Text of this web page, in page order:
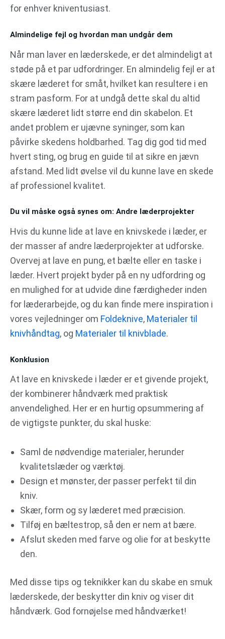
for enhver kniventusiast.
Almindelige fejl og hvordan man undgår dem
Når man laver en læderskede, er det almindeligt at
støde på et par udfordringer. En almindelig fejl er at
skære læderet for småt, hvilket kan resultere i en
stram pasform. For at undgå dette skal du altid
skære læderet lidt større end din skabelon. Et
andet problem er ujævne syninger, som kan
påvirke skedens holdbarhed. Tag dig god tid med
hvert sting, og brug en guide til at sikre en jævn
afstand. Med lidt øvelse vil du kunne lave en skede
af professionel kvalitet.
Du vil måske også synes om: Andre læderprojekter
Hvis du kunne lide at lave en knivskede i læder, er
der masser af andre læderprojekter at udforske.
Overvej at lave en pung, et bælte eller en taske i
læder. Hvert projekt byder på en ny udfordring og
en mulighed for at udvide dine færdigheder inden
for læderarbejde, og du kan finde mere inspiration i
vores vejledninger om Foldeknive, Materialer til
knivhåndtag, og Materialer til knivblade.
Konklusion
At lave en knivskede i læder er et givende projekt,
der kombinerer håndværk med praktisk
anvendelighed. Her er en hurtig opsummering af
de vigtigste punkter, du skal huske:
Saml de nødvendige materialer, herunder
kvalitetslæder og værktøj.
Design et mønster, der passer perfekt til din
kniv.
Skær, form og sy læderet med præcision.
Tilføj en bæltestrop, så den er nem at bære.
Afslut skeden med farve og olie for at beskytte
den.
Med disse tips og teknikker kan du skabe en smuk
læderskede, der beskytter din kniv og viser dit
håndværk. God fornøjelse med håndværket!